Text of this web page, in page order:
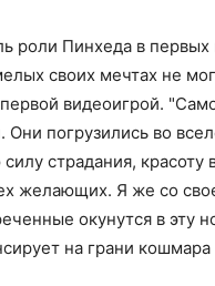
роли Пинхеда в
своих мечтах не
видеоигрой.
погрузились во
страдания,
желающих. Я же со
окунутся в эту
на грани кошмара